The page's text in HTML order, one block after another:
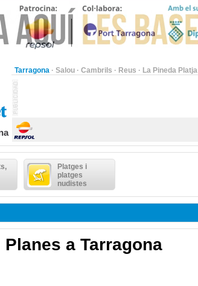
Tarragona · Salou · Cambrils · Reus · La Pineda Platja
Platges i
platges
nudistes
a Tarragona